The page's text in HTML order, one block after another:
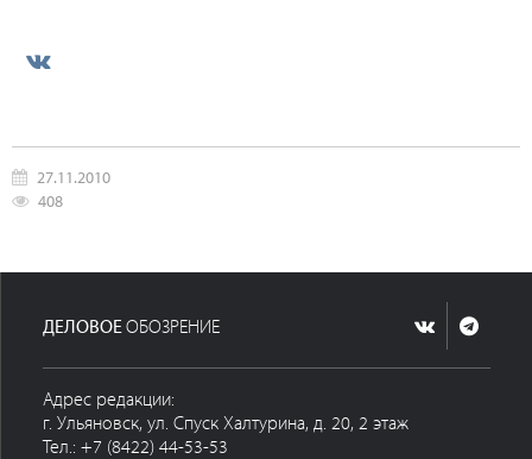
27.11.2010
408
ДЕЛОВОЕ ОБОЗРЕНИЕ
Адрес редакции:
г. Ульяновск, ул. Спуск Халтурина, д. 20, 2 этаж
Тел.: +7 (8422) 44-53-53